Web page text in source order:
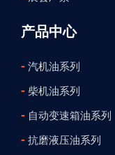
产品中心
- 汽机油系列
- 柴机油系列
- 自动变速箱油系列
- 抗磨液压油系列